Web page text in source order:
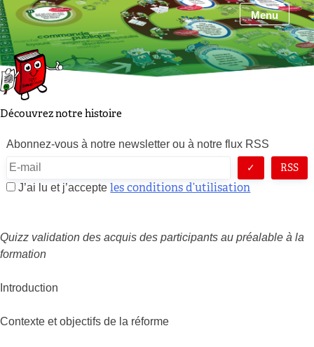
Skip
to
content
Menu
Découvrez notre histoire
Abonnez-vous à notre newsletter ou à notre flux RSS
RSS
J’ai lu et j’accepteles conditions d’utilisation
Quizz validation des acquis des participants au préalable à la
formation
Introduction
Contexte et objectifs de la réforme